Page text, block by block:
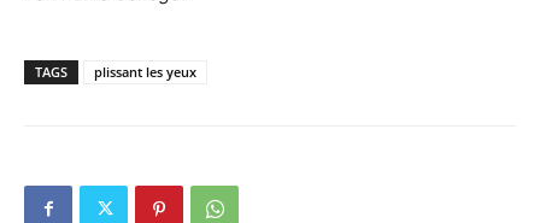
TAGS plissant les yeux